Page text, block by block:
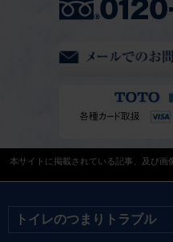
本サイトに掲載されている記事、及び画
トイレのつまりトラブル